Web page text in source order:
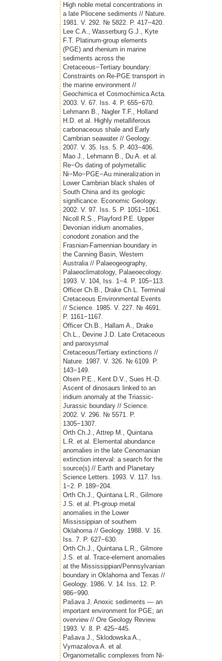
High noble metal concentrations in
a late Pliocene sediments // Nature.
1981. V. 292. № 5822. P. 417−420.
Lee C.A., Wasserburg G.J., Kyte
F.T. Platinum-group elements
(PGE) and rhenium in marine
sediments across the
Cretaceous−Tertiary boundary:
Constraints on Re-PGE transport in
the marine environment //
Geochimica et Cosmochimica Acta.
2003. V. 67. Iss. 4. P. 655−670.
Lehmann B., Nagler T.F., Holland
H.D. et al. Highly metalliferous
carbonaceous shale and Early
Cambrian seawater // Geology.
2007. V. 35. Iss. 5. P. 403−406.
Mao J., Lehmann B., Du A. et al.
Re−Os dating of polymetallic
Ni−Mo−PGE−Au mineralization in
Lower Cambrian black shales of
South China and its geologic
significance. Economic Geology.
2002. V. 97. Iss. 5. P. 1051−1061.
Nicoll R.S., Playford P.E. Upper
Devonian iridium anomalies,
conodont zonation and the
Frasnian-Famennian boundary in
the Canning Basin, Western
Australia // Palaeogeography,
Palaeoclimatology, Palaeoecology.
1993. V. 104, Iss. 1−4. P. 105−113.
Officer Ch.B., Drake Ch.L. Terminal
Cretaceous Environmental Events
// Science. 1985. V. 227. № 4691.
P. 1161−1167.
Officer Ch.B., Hallam A., Drake
Ch.L., Devine J.D. Late Cretaceous
and paroxysmal
Cretaceous/Tertiary extinctions //
Nature. 1987. V. 326. № 6109. P.
143−149.
Olsen P.E., Kent D.V., Sues H.-D.
Ascent of dinosaurs linked to an
iridium anomaly at the Triassic-
Jurassic boundary // Science.
2002. V. 296. № 5571. P.
1305−1307.
Orth Ch.J., Attrep M., Quintana
L.R. et al. Elemental abundance
anomalies in the late Cenomanian
extinction interval: a search for the
source(s) // Earth and Planetary
Science Letters. 1993. V. 117. Iss.
1−2. P. 189−204.
Orth Ch.J., Quintana L.R., Gilmore
J.S. et al. Pt-group metal
anomalies in the Lower
Mississippian of southern
Oklahoma // Geology. 1988. V. 16.
Iss. 7. P. 627−630.
Orth Ch.J., Quintana L.R., Gilmore
J.S. et al. Trace-element anomalies
at the Mississippian/Pennsylvanian
boundary in Oklahoma and Texas //
Geology. 1986. V. 14. Iss. 12. P.
986−990.
Pašava J. Anoxic sediments — an
important environment for PGE; an
overview // Ore Geology Review.
1993. V. 8. P. 425−445.
Pašava J., Sklodowska A.,
Vymazalova A. et al.
Organometallic complexes from Ni-